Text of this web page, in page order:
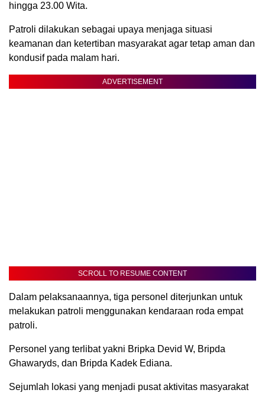
hingga 23.00 Wita.
Patroli dilakukan sebagai upaya menjaga situasi
keamanan dan ketertiban masyarakat agar tetap aman dan
kondusif pada malam hari.
ADVERTISEMENT
SCROLL TO RESUME CONTENT
Dalam pelaksanaannya, tiga personel diterjunkan untuk
melakukan patroli menggunakan kendaraan roda empat
patroli.
Personel yang terlibat yakni Bripka Devid W, Bripda
Ghawaryds, dan Bripda Kadek Ediana.
Sejumlah lokasi yang menjadi pusat aktivitas masyarakat